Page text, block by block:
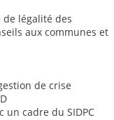
légalité des
aux communes et
de crise
un cadre du SIDPC